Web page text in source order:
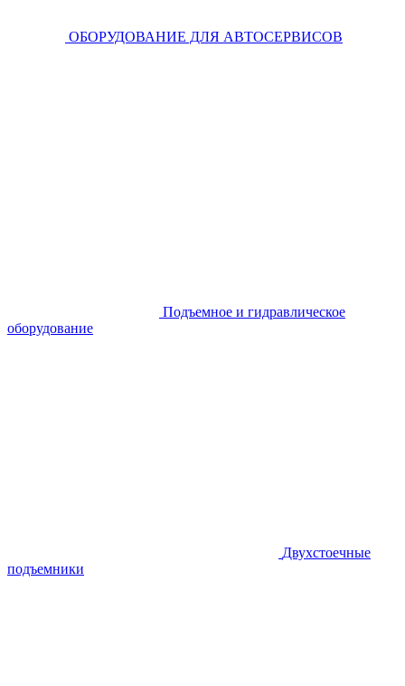
ОБОРУДОВАНИЕ ДЛЯ АВТОСЕРВИСОВ
Подъемное и гидравлическое
оборудование
Двухстоечные
подъемники